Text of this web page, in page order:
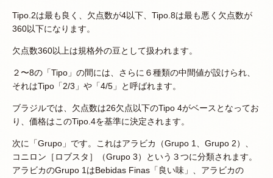
Tipo.2は最も良く、欠点数が4以下、Tipo.8は最も悪く欠点数が
360以下になります。
欠点数360以上は規格外の豆として扱われます。
２〜8の「Tipo」の間には、さらに６種類の中間値が設けられ、
それはTipo「2/3」や「4/5」と呼ばれます。
ブラジルでは、欠点数は26欠点以下のTipo 4がベースとなってお
り、価格はこのTipo.4を基準に決定されます。
次に「Grupo」です。これはアラビカ（Grupo 1、Grupo 2）、
コニロン［ロブスタ］（Grupo 3）という３つに分類されます。
アラビカのGrupo 1はBebidas Finas「良い味」、アラビカの